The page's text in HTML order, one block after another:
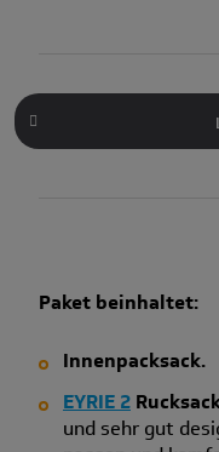
Paket beinhaltet:
Innenpacksack.
EYRIE 2
und sehr gut